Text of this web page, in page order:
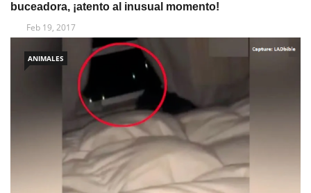
buceadora, ¡atento al inusual momento!
Feb 19, 2017
ANIMALES